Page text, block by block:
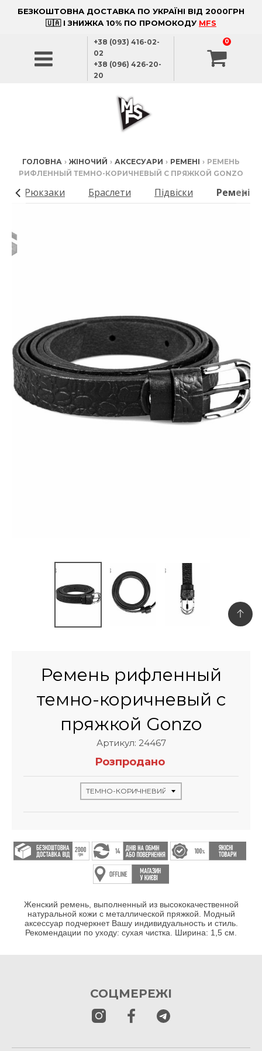
БЕЗКОШТОВНА ДОСТАВКА ПО УКРАЇНІ ВІД 2000ГРН
🇺🇦 І ЗНИЖКА 10% ПО ПРОМОКОДУ MFS
+38 (093) 416-02-
02
+38 (096) 426-20-
20
0
ГОЛОВНА › ЖІНОЧИЙ › АКСЕСУАРИ › РЕМЕНІ › РЕМЕНЬ
РИФЛЕННЫЙ ТЕМНО-КОРИЧНЕВЫЙ С ПРЯЖКОЙ GONZO
Рюкзаки Браслети Підвіски Ремені
Ремень рифленный
темно-коричневый с
пряжкой Gonzo
Артикул: 24467
Розпродано
Женский ремень, выполненный из высококачественной
натуральной кожи с металлической пряжкой. Модный
аксессуар подчеркнет Вашу индивидуальность и стиль.
Рекомендации по уходу: сухая чистка. Ширина: 1,5 см.
СОЦМЕРЕЖІ